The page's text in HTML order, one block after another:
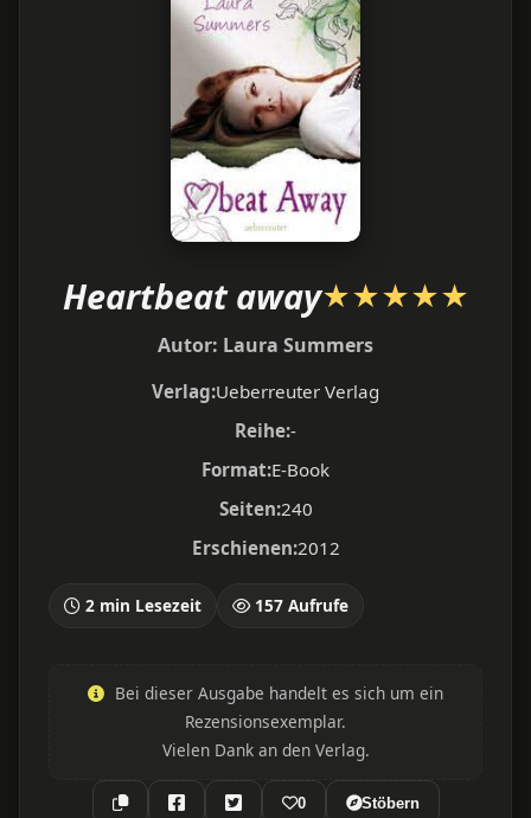
Heartbeat away★★★★★
Autor: Laura Summers
Verlag:Ueberreuter Verlag
Reihe:-
Format:E-Book
Seiten:240
Erschienen:2012
2 min Lesezeit 157 Aufrufe
Bei dieser Ausgabe handelt es sich um ein
Rezensionsexemplar.
Vielen Dank an den Verlag.
0 Stöbern